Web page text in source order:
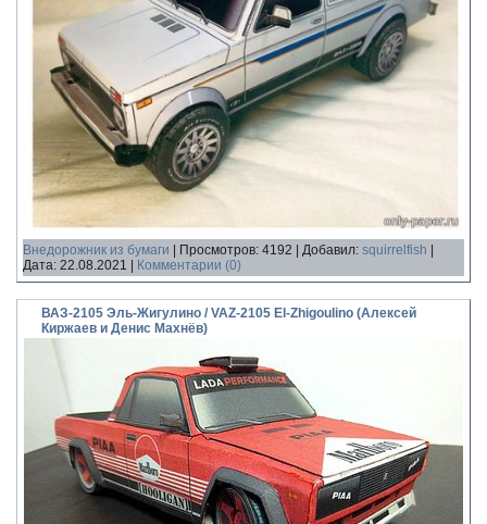
Внедорожник из бумаги Просмотров: 4192 Добавил: squirrelfish
Дата: 22.08.2021 Комментарии (0)
ВАЗ-2105 Эль-Жигулино / VAZ-2105 El-Zhigoulino (Алексей
Киржаев и Денис Махнёв)